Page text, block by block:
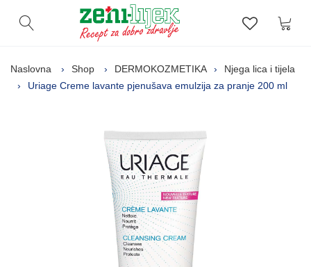
Otvori pretragu Lista
Naslovna Shop DERMOKOZMETIKA
Njega lica i tijela
Uriage Creme lavante pjenušava emulzija za pranje 200 ml